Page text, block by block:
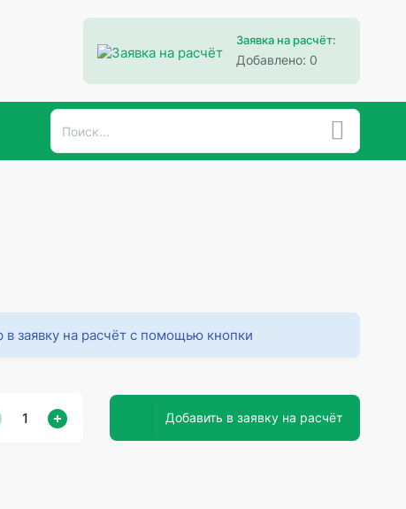
Заявка на расчёт:
Добавлено: 0
заявку на расчёт с помощью кнопки
Добавить в заявку на расчёт